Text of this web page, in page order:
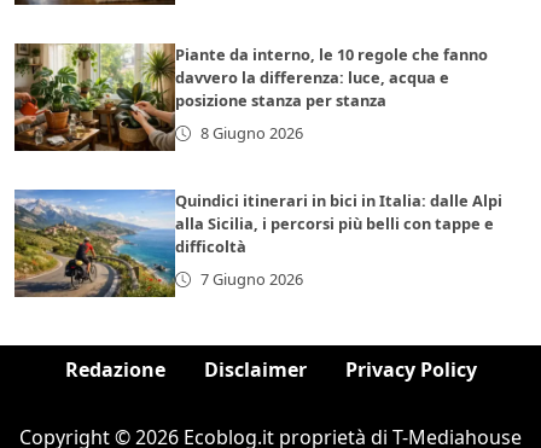
Piante da interno, le 10 regole che fanno
davvero la differenza: luce, acqua e
posizione stanza per stanza
8 Giugno 2026
Quindici itinerari in bici in Italia: dalle Alpi
alla Sicilia, i percorsi più belli con tappe e
difficoltà
7 Giugno 2026
Redazione Disclaimer Privacy Policy
Copyright © 2026 Ecoblog.it proprietà di T-Mediahouse